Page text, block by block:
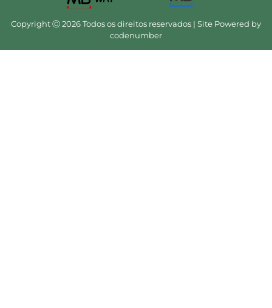
Copyright Ⓒ 2026 Todos os direitos reservados | Site Powered by
codenumber